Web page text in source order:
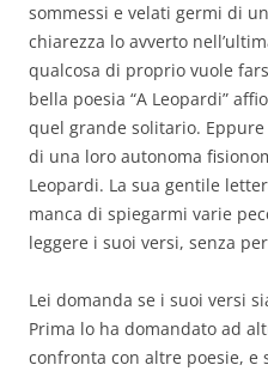
sommessi e velati germi di
chiarezza lo avverto
qualcosa di proprio vuole
bella poesia “A Leopardi”
quel grande solitario.
di una loro autonoma
Leopardi. La sua gentile
manca di spiegarmi varie
leggere i suoi versi, senza
Lei domanda se i suoi versi
Prima lo ha domandato ad
confronta con altre poesie, e